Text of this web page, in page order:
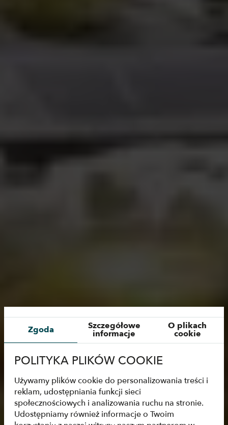
Zgoda Szczegółowe
informacje
O plikach
cookie
POLITYKA PLIKÓW COOKIE
Używamy plików cookie do personalizowania treści i
reklam, udostępniania funkcji sieci
społecznościowych i analizowania ruchu na stronie.
Udostępniamy również informacje o Twoim